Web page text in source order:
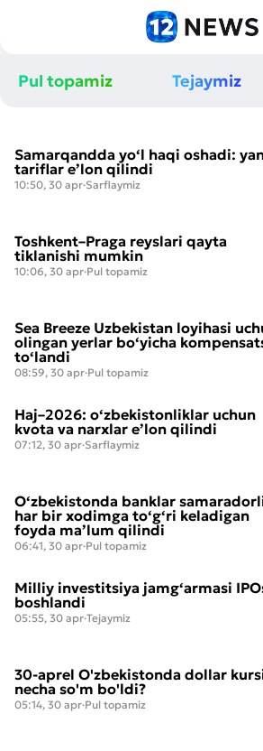
Pul topamiz Tejaymiz
Boquvchisini
pensiyasi nima? —
tushuntiramiz
Samarqandda yo‘l haqi oshadi:
tariflar e’lon qilindi
10:50, 30 apr·Sarflaymiz
Toshkent–Praga reyslari qayta
tiklanishi mumkin
10:06, 30 apr·Pul topamiz
Sea Breeze Uzbekistan loyihasi
olingan yerlar bo‘yicha
to‘landi
08:59, 30 apr·Pul topamiz
Haj–2026: o‘zbekistonliklar uchun
kvota va narxlar e’lon qilindi
07:12, 30 apr·Sarflaymiz
O‘zbekistonda banklar
har bir xodimga to‘g‘ri keladigan
foyda ma’lum qilindi
06:41, 30 apr·Pul topamiz
Milliy investitsiya jamg‘armasi
boshlandi
05:55, 30 apr·Tejaymiz
30-aprel O'zbekistonda dollar
necha so'm bo'ldi?
05:14, 30 apr·Pul topamiz